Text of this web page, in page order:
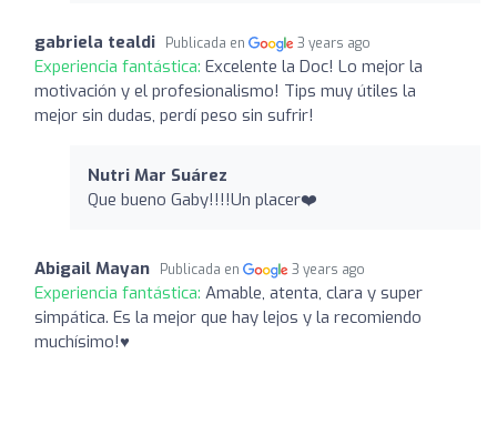
gabriela tealdi Publicada en 3 years ago
Experiencia fantástica: Excelente la Doc! Lo mejor la
motivación y el profesionalismo! Tips muy útiles la
mejor sin dudas, perdí peso sin sufrir!
Nutri Mar Suárez ️
Que bueno Gaby!!!!Un placer❤️
Abigail Mayan Publicada en 3 years ago
Experiencia fantástica: Amable, atenta, clara y super
simpática. Es la mejor que hay lejos y la recomiendo
muchísimo!♥️